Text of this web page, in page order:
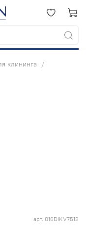
клининга
арт. 016DIKV7512